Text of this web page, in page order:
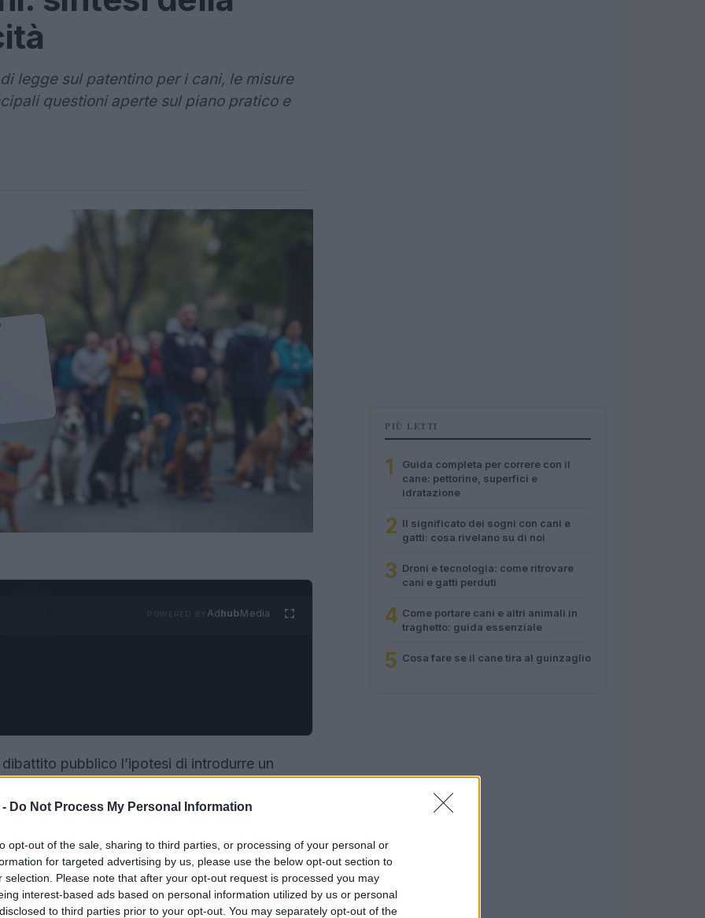
Do Not Process My Personal Information
opt-out of the sale, sharing to third parties, or processing of your personal or
for targeted advertising by us, please use the below opt-out section to
selection. Please note that after your opt-out request is processed you may
interest-based ads based on personal information utilized by us or personal
to third parties prior to your opt-out. You may separately opt-out of the
legge sul patentino per i cani, le misure
questioni aperte sul piano pratico e
AdhubMedia
pubblico l’ipotesi di introdurre un
Giulia e ripresa in altre sedi parlamentari,
da reattiva a preventiva: formare i
lo stato comportamentale degli animali
PIÙ LETTI
1
Guida completa per correre con il
cane: pettorine, superfici e
idratazione
2 Il significato dei sogni con cani e
gatti: cosa rivelano su di noi
3 Droni e tecnologia: come ritrovare
cani e gatti perduti
4 Come portare cani e altri animali in
traghetto: guida essenziale
5 Cosa fare se il cane tira al guinzaglio